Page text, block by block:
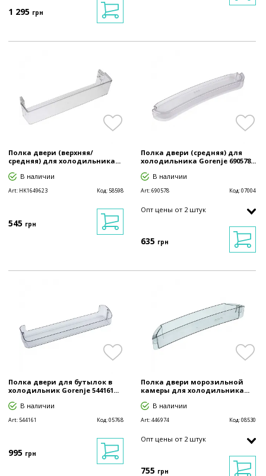
1 295 грн
Полка двери (верхняя/
средняя) для холодильника...
В наличии
Art: HK1649623 Код:58598
545 грн
Полка двери (средняя) для
холодильника Gorenje 690578...
В наличии
Art:690578 Код:07004
Опт цены от 2 штук
635 грн
Полка двери для бутылок в
холодильник Gorenje 544161...
В наличии
Art:544161 Код:05768
995 грн
Полка двери морозильной
камеры для холодильника...
В наличии
Art:446974 Код:08530
Опт цены от 2 штук
755 грн